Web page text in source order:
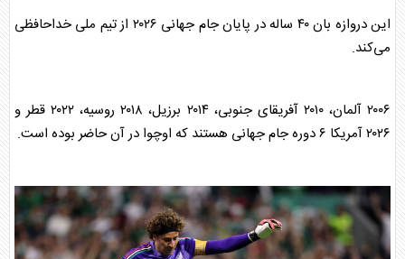
این دروازه بان ۴۰ ساله در پایان جام جهانی
۲۰۲۶ از تیم ملی خداحافظی
می‌کند.
۲۰۰۶ آلمان، ۲۰۱۰ آفریقای جنوبی، ۲۰۱۴ برزیل، ۲۰۱۸ روسیه، ۲۰۲۲ قطر و
۲۰۲۶ آمریکا ۶ دوره
جام جهانی هستند که اوچوا در آن حاضر بوده است.